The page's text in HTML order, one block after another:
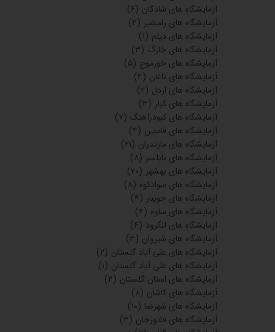
آزمایشگاه های شادگان (۶)
آزمایشگاه های رامشیر (۴)
آزمایشگاه های دیلم (۱)
آزمایشگاه های خارگ (۳)
آزمایشگاه های خورموج (۵)
آزمایشگاه های ناغان (۴)
آزمایشگاه های اردل (۲)
آزمایشگاه های کیار (۳)
آزمایشگاه های کبودرآهنگ (۷)
آزمایشگاه های فامنین (۴)
آزمایشگاه های مازندران (۲۱)
آزمایشگاه های بابلسر (۸)
آزمایشگاه های بهشهر (۲۰)
آزمایشگاه های سوادکوه (۸)
آزمایشگاه های جویبار (۴)
آزمایشگاه های ساوه (۴)
آزمایشگاه های لنگرود (۴)
آزمایشگاه های شیروان (۳)
آزمایشگاه های علی آباد گلستان (۲)
آزمایشگاه های علی آباد گلستان (۱)
آزمایشگاه های استان گلستان (۴)
آزمایشگاه های کاشان (۸)
آزمایشگاه های شهرضا (۱۰)
آزمایشگاه های فلاورجان (۳)